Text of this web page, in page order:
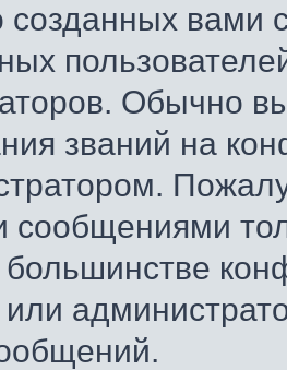
созданных
Обычно
званий на